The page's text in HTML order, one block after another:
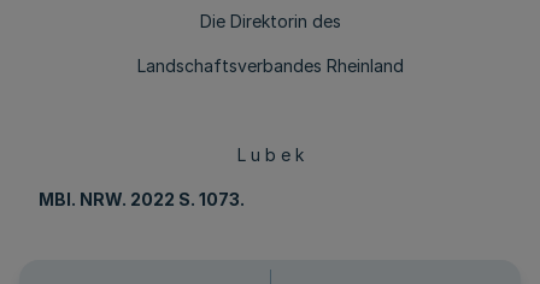
Die Direktorin des
Landschaftsverbandes Rheinland
L u b e k
MBl. NRW. 2022 S. 1073.